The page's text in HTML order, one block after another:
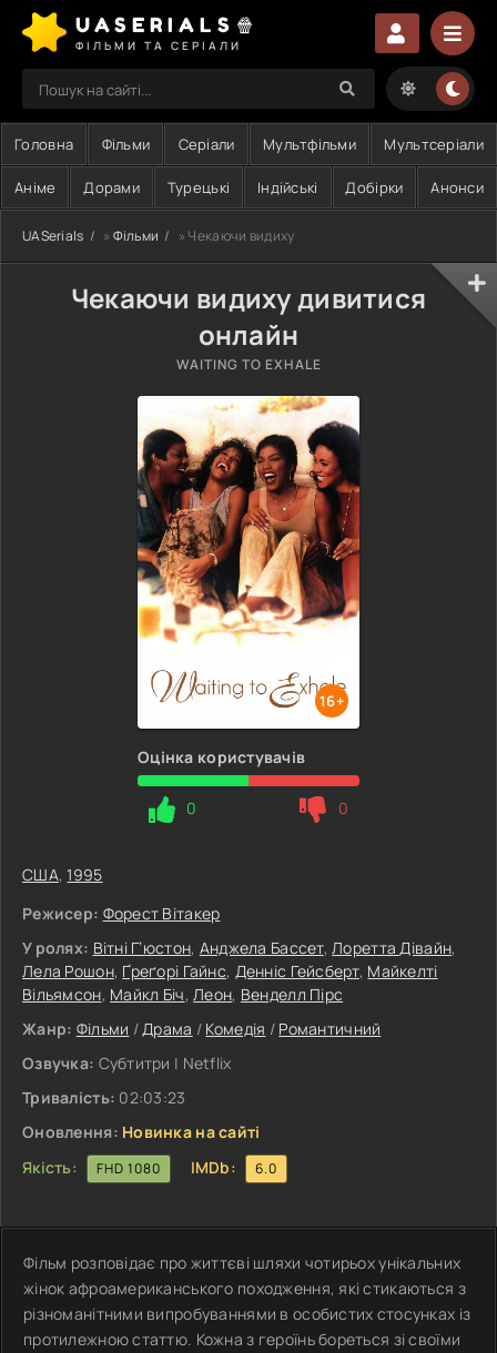
UASERIALS🍿
ФІЛЬМИ ТА СЕРІАЛИ
Головна Фільми Серіали Мультфільми Мультсеріали
Аніме Дорами Турецькі Індійські Добірки Анонси
UASerials » Фільми » Чекаючи видиху
Чекаючи видиху дивитися
онлайн
WAITING TO EXHALE
16+
Оцінка користувачів
0 0
США,1995
Режисер: Форест Вітакер
У ролях: Вітні Г’юстон, Анджела Бассет,Лоретта Дівайн,
Лела Рошон, Ґреґорі Гайнс, Денніс Гейсберт, Майкелті
Вільямсон, Майкл Біч,Леон, Венделл Пірс
Жанр: Фільми /Драма / Комедія / Романтичний
Озвучка: Субтитри | Netflix
Тривалість: 02:03:23
Оновлення: Новинка на сайті
Якість:
FHD 1080 IMDb: 6.0
Фільм розповідає про життєві шляхи чотирьох унікальних
жінок афроамериканського походження, які стикаються з
різноманітними випробуваннями в особистих стосунках із
протилежною статтю. Кожна з героїнь бореться зі своїми